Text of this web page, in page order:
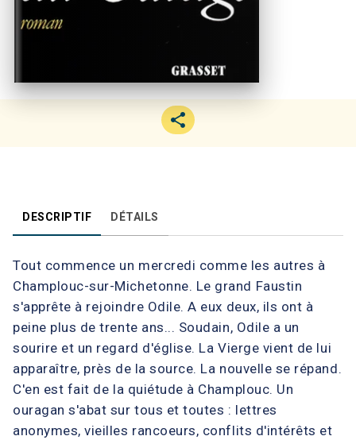
DESCRIPTIF DÉTAILS
Tout commence un mercredi comme les autres à
Champlouc-sur-Michetonne. Le grand Faustin
s'apprête à rejoindre Odile. A eux deux, ils ont à
peine plus de trente ans... Soudain, Odile a un
sourire et un regard d'église. La Vierge vient de lui
apparaître, près de la source. La nouvelle se répand.
C'en est fait de la quiétude à Champlouc. Un
ouragan s'abat sur tous et toutes : lettres
anonymes, vieilles rancoeurs, conflits d'intérêts et